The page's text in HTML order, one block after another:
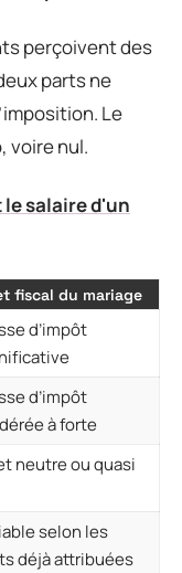
perçoivent des
parts ne
Le
voire nul.
le salaire d'un
fiscal du mariage
d’impôt
d’impôt
à forte
neutre ou quasi
selon les
déjà attribuées